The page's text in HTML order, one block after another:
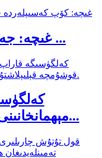
TPE دىن Si-TPV غىچە: جەلپكار ...
مېھمانخانىنى ئېكىسپېدىتسىيە قىلىش...